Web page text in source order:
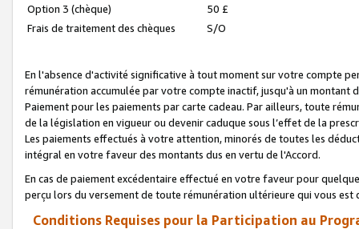
Option 3 (chèque)
50 £
Frais de traitement des chèques
S/O
En l'absence d'activité significative à tout moment sur votre compte
rémunération accumulée par votre compte inactif, jusqu'à un montant
Paiement pour les paiements par carte cadeau. Par ailleurs, toute
de la législation en vigueur ou devenir caduque sous l’effet de la
Les paiements effectués à votre attention, minorés de toutes les
intégral en votre faveur des montants dus en vertu de l'Accord.
En cas de paiement excédentaire effectué en votre faveur pour
perçu lors du versement de toute rémunération ultérieure qui vous est
Conditions Requises pour la Participation au